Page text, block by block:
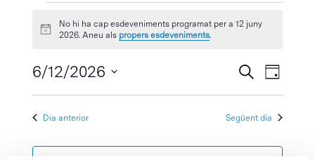
Esdeveniments
del
12
juny
2026
Avís
No hi ha cap esdeveniments programat per a 12 juny
2026. Aneu als propers esdeveniments.
visual
cerca
Cercar
Dia
6/12/2026
Dia anterior Següent dia